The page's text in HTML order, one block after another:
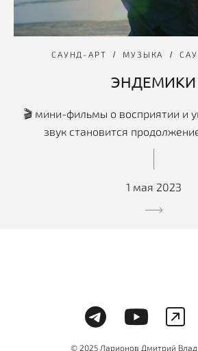
САУНД-АРТ МУЗЫКА
ЭНДЕМИКИ
🎬 мини-фильмы о восприятии и
звук становится
1 мая 2023
© 2025 Ларионов Дмитрий